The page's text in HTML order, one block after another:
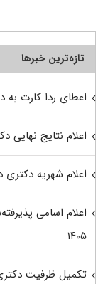
تازه‌ترین خبرها
اعطای ردا کارت به
اعلام نتایج نهایی
اعلام شهریه دکتری
اعلام اسامی
۱۴۰۵
تکمیل ظرفیت دکتری